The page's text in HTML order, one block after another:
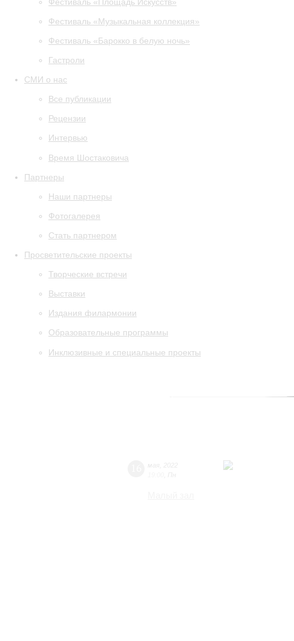
Фестиваль «Музыкальная коллекция»
Фестиваль «Барокко в белую ночь»
Гастроли
СМИ о нас
Все публикации
Рецензии
Интервью
Время Шостаковича
Партнеры
Наши партнеры
Фотогалерея
Стать партнером
Просветительские проекты
Творческие встречи
Выставки
Издания филармонии
Образовательные программы
Инклюзивные и специальные проекты